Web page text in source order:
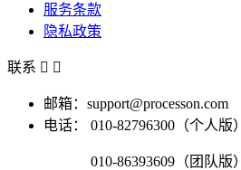
服务条款
隐私政策
联系  
邮箱：support@processon.com
电话：
010-82796300（个人版）
010-86393609（团队版）